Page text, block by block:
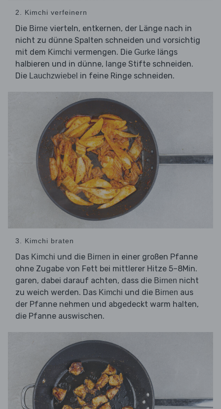
2. Kimchi verfeinern
Die Birne vierteln, entkernen, der Länge nach in
nicht zu dünne Spalten schneiden und vorsichtig
mit dem Kimchi vermengen. Die Gurke längs
halbieren und in dünne, lange Stifte schneiden.
Die Lauchzwiebel in feine Ringe schneiden.
3. Kimchi braten
Das Kimchi und die Birnen in einer großen Pfanne
ohne Zugabe von Fett bei mittlerer Hitze 5–8Min.
garen, dabei darauf achten, dass die Birnen nicht
zu weich werden. Das Kimchi und die Birnen aus
der Pfanne nehmen und abgedeckt warm halten,
die Pfanne auswischen.